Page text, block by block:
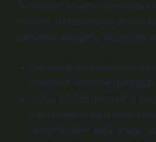
Tümevarım anlatımını ekonomi
ederken, bir bakıma her bireyin
yansıması olduğunu
Gelecekte gelir eşitsizlikleri
ekonomik sistemler nasıl
Yapay zekânın bireysel iş
şekillendirdiği bir dünyada
dengesizlikleri nasıl ortaya